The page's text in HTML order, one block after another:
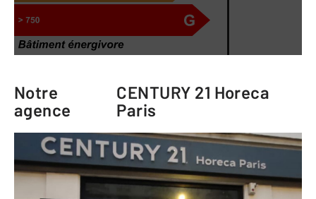
Notre
agence
CENTURY 21 Horeca
Paris